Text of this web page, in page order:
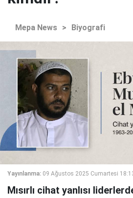
Mepa News > Biyografi
Yayınlanma: 09 Ağustos 2025 Cumartesi
Mısırlı cihat yanlısı